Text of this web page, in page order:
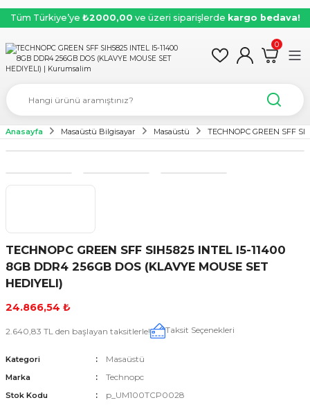
Tüm Türkiye’ye ₺2000,00 ve üzeri siparişlerde kargo bedava!
0
Anasayfa Masaüstü Bilgisayar Masaüstü TECHNOPC GREEN SFF
TECHNOPC GREEN SFF SIH5825 INTEL I5-11400
8GB DDR4 256GB DOS (KLAVYE MOUSE SET
HEDIYELI)
24.866,54 ₺
2.640,83 TL den başlayan taksitlerle! Taksit Seçenekleri
Kategori Masaüstü
Marka Technopc
Stok Kodu p_UM100TCP0028